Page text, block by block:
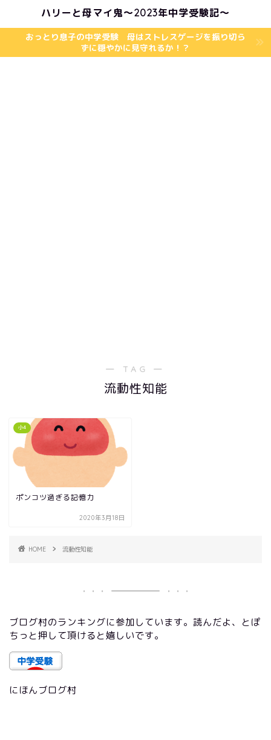
ハリーと母マイ鬼〜2023年中学受験記〜
おっとり息子の中学受験 母はストレスゲージを振り切ら
ずに穏やかに見守れるか！？
― TAG ―
流動性知能
小4
ポンコツ過ぎる記憶力
2020年3月18日
HOME 流動性知能
ブログ村のランキングに参加しています。読んだよ、とぽ
ちっと押して頂けると嬉しいです。
にほんブログ村